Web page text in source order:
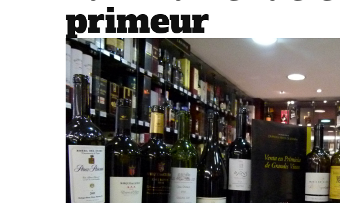
primeur